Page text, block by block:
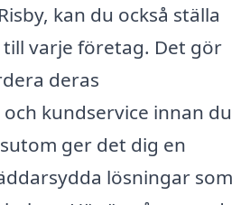
kan du också ställa
varje företag. Det gör
deras
kundservice innan du
ger det dig en
lösningar som